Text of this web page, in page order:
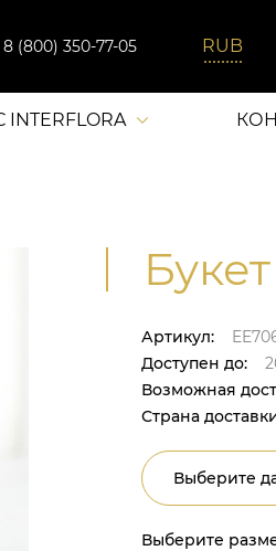
8 (800) 350-77-05
Артикул:
Доступен до:
Возможная
Страна
Выберите
Выберите